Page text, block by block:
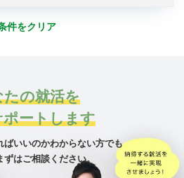
件をクリア
たの就活を
ポートします
ばいいのかわからない方でも
ずはご相談ください。